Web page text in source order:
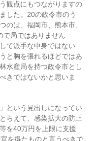
観点にもつながりますの
した。20の政令市のう
のは、福岡市、熊本市、
で局ではありません
て派手な中身ではない
と胸を張れるほどではあ
水産局を持つ政令市とし
きではないかと思いま
という見出しになってい
らえて、感染拡大の防止
を40万円を上限に支援
を得たものと言うべきで